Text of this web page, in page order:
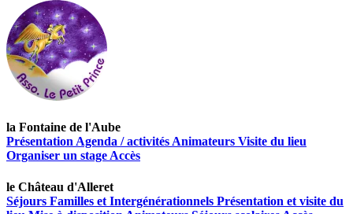
la Fontaine de l'Aube
Présentation Agenda / activités Animateurs Visite du lieu
Organiser un stage Accès
le Château d'Alleret
Séjours Familles et Intergénérationnels Présentation et visite du